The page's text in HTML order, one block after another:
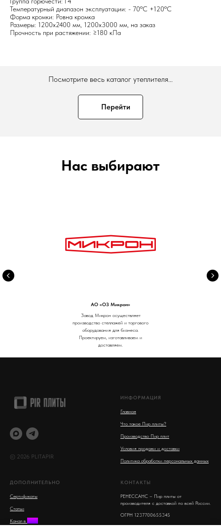
Температурный диапазон эксплуатации: - 70ºC +120ºC
Форма кромки: Ровна кромка
Размеры: 1200х2400 мм, 1200х3000 мм, на заказ
Прочность при растяжении: ≥180 кПа
Посмотрите весь каталог утеплителя...
Перейти
Нас выбирают
АО «ОЗ Микрон»
Завод Микрон осуществляет
производство стеллажей и торгового
оборудования для бизнеса.
Проектируем, изготавливаем и
доставляем.
© 2026 PLITAPIR
ИНФОРМАЦИЯ
Главная
Что такое Пир плиты?
Производство Пир плит
Условия продажи и доставки
Политика обработки персональных данных
ДОПОЛНИТЕЛЬНО
Сертификаты
Статьи
Канал в MAX
КОНТАКТЫ
РЕНЕССАНС – Пир плиты от
производителя с доставкой по всей России.
ОГРН 1237700655345
Московская область, Люберцы, улица 8